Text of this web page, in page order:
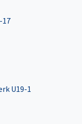
17
U19-1